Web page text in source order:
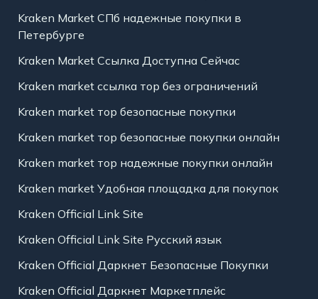
Kraken Market СПб надежные покупки в
Петербурге
Kraken Market Ссылка Доступна Сейчас
Kraken market ссылка тор без ограничений
Kraken market тор безопасные покупки
Kraken market тор безопасные покупки онлайн
Kraken market тор надежные покупки онлайн
Kraken market Удобная площадка для покупок
Kraken Official Link Site
Kraken Official Link Site Русский язык
Kraken Official Даркнет Безопасные Покупки
Kraken Official Даркнет Маркетплейс